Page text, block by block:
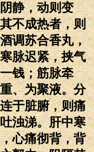
静，动则变
不成热者，则
调苏合香丸，
脉迟紧，挟气
钱；筋脉牵
、为聚液。分
于脏腑，则痛
浊涕。肝中寒
心痛彻背，背